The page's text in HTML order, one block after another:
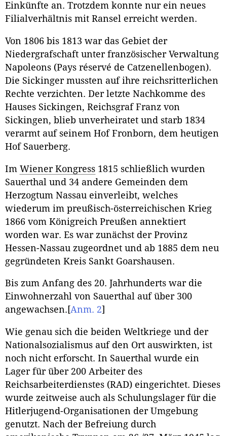
Einkünfte an. Trotzdem konnte nur ein neues
Filialverhältnis mit Ransel erreicht werden.
Von 1806 bis 1813 war das Gebiet der
Niedergrafschaft unter französischer Verwaltung
Napoleons (Pays réservé de Catzenellenbogen).
Die Sickinger mussten auf ihre reichsritterlichen
Rechte verzichten. Der letzte Nachkomme des
Hauses Sickingen, Reichsgraf Franz von
Sickingen, blieb unverheiratet und starb 1834
verarmt auf seinem Hof Fronborn, dem heutigen
Hof Sauerberg.
Im Wiener Kongress 1815 schließlich wurden
Sauerthal und 34 andere Gemeinden dem
Herzogtum Nassau einverleibt, welches
wiederum im preußisch-österreichischen Krieg
1866 vom Königreich Preußen annektiert
worden war. Es war zunächst der Provinz
Hessen-Nassau zugeordnet und ab 1885 dem neu
gegründeten Kreis Sankt Goarshausen.
Bis zum Anfang des 20. Jahrhunderts war die
Einwohnerzahl von Sauerthal auf über 300
angewachsen. [Anm. 2]
Wie genau sich die beiden Weltkriege und der
Nationalsozialismus auf den Ort auswirkten, ist
noch nicht erforscht. In Sauerthal wurde ein
Lager für über 200 Arbeiter des
Reichsarbeiterdienstes (RAD) eingerichtet. Dieses
wurde zeitweise auch als Schulungslager für die
Hitlerjugend-Organisationen der Umgebung
genutzt. Nach der Befreiung durch